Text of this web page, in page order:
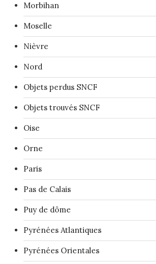
Morbihan
Moselle
Nièvre
Nord
Objets perdus SNCF
Objets trouvés SNCF
Oise
Orne
Paris
Pas de Calais
Puy de dôme
Pyrénées Atlantiques
Pyrénées Orientales